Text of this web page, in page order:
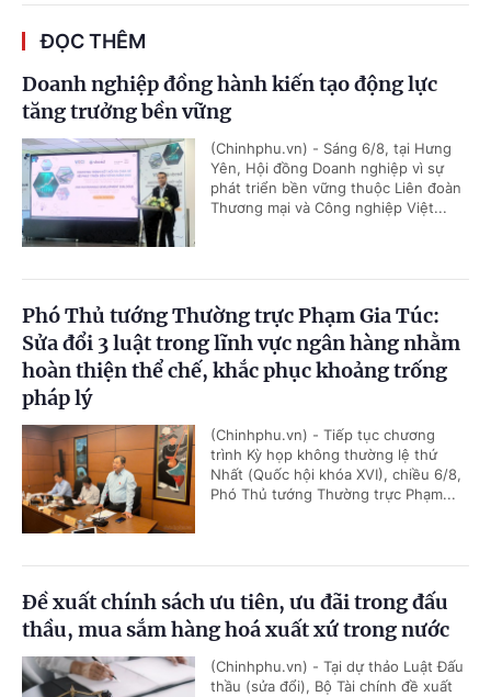
ĐỌC THÊM
Doanh nghiệp đồng hành kiến tạo động lực
tăng trưởng bền vững
(Chinhphu.vn) - Sáng 6/8, tại Hưng
Yên, Hội đồng Doanh nghiệp vì sự
phát triển bền vững thuộc Liên đoàn
Thương mại và Công nghiệp Việt...
Phó Thủ tướng Thường trực Phạm Gia Túc:
Sửa đổi 3 luật trong lĩnh vực ngân hàng nhằm
hoàn thiện thể chế, khắc phục khoảng trống
pháp lý
(Chinhphu.vn) - Tiếp tục chương
trình Kỳ họp không thường lệ thứ
Nhất (Quốc hội khóa XVI), chiều 6/8,
Phó Thủ tướng Thường trực Phạm...
Đề xuất chính sách ưu tiên, ưu đãi trong đấu
thầu, mua sắm hàng hoá xuất xứ trong nước
(Chinhphu.vn) - Tại dự thảo Luật Đấu
thầu (sửa đổi), Bộ Tài chính đề xuất